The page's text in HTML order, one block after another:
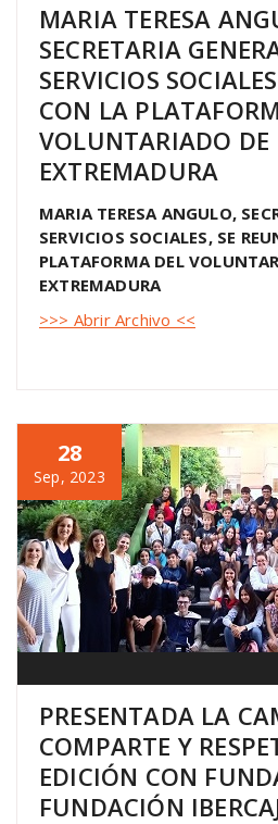
MARIA TERESA
SECRETARIA
SERVICIOS
CON LA
VOLUNTARIADO DE
EXTREMADURA
MARIA TERESA ANGULO,
SERVICIOS SOCIALES, SE
PLATAFORMA DEL
EXTREMADURA
>>> Abrir Archivo <<
28
Sep, 2023
PRESENTADA LA
COMPARTE Y
EDICIÓN CON
FUNDACIÓN